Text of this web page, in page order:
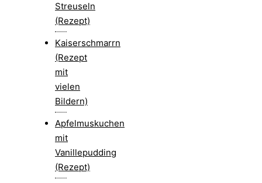
Streuseln
(Rezept)
Kaiserschmarrn
(Rezept
mit
vielen
Bildern)
Apfelmuskuchen
mit
Vanillepudding
(Rezept)